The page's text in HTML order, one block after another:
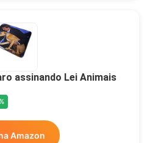
assinando Lei Animais
Amazon